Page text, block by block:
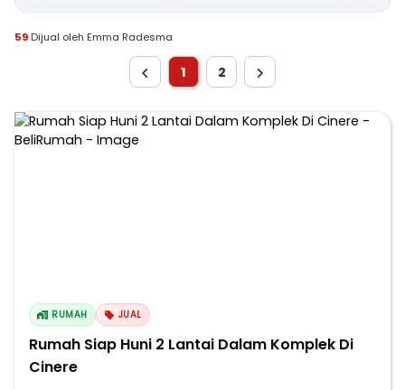
59 Dijual oleh Emma Radesma
1 2
RUMAH JUAL
Rumah Siap Huni 2 Lantai Dalam Komplek Di
Cinere